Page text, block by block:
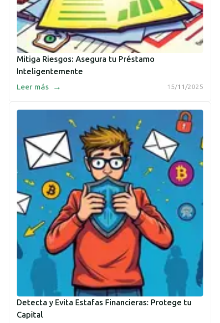
Mitiga Riesgos: Asegura tu Préstamo
Inteligentemente
15/11/2025
Leer más →
Detecta y Evita Estafas Financieras: Protege tu
Capital